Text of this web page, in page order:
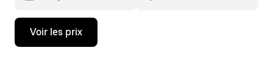
Appuyez
la
Voir les prix